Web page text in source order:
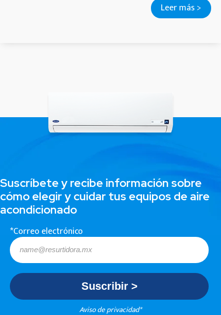
Leer más >
Suscríbete y recibe información sobre
cómo elegir y cuidar tus equipos de aire
acondicionado
*Correo electrónico
Aviso de privacidad*